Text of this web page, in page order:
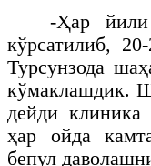
-Ҳар йили
кўрсатилиб,
Турсунзода
кўмаклашдик.
дейди клиника
ҳар ойда
бепул